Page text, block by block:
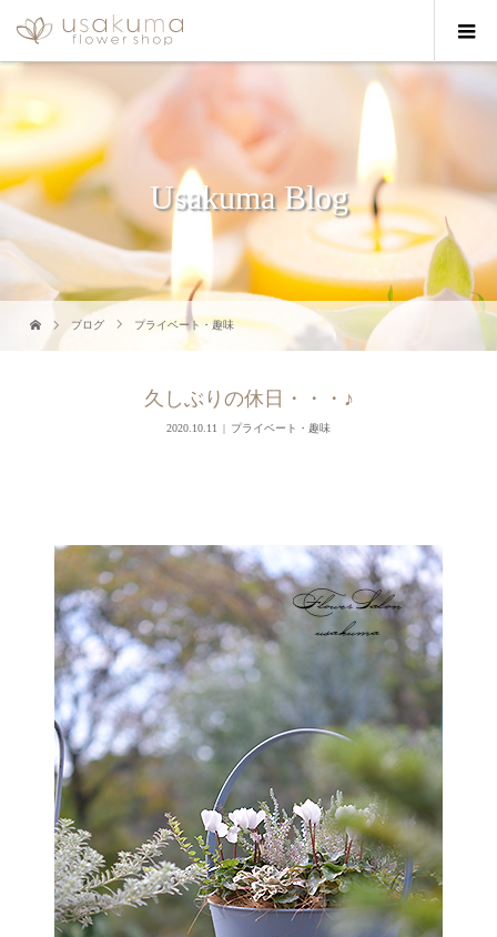
Usakuma Blog
ブログ プライベート・趣味
久しぶりの休日・・・♪
2020.10.11 プライベート・趣味